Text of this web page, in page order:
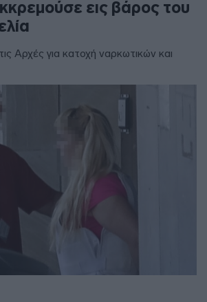
εις βάρος του
Αρχές για κατοχή ναρκωτικών και